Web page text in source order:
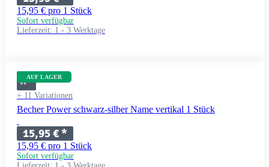
15,95 € pro 1 Stück
Sofort verfügbar
Lieferzeit: 1 - 3 Werktage
AUF LAGER
+ 11 Variationen
Becher Power schwarz-silber Name vertikal 1 Stück
15,95 €*
15,95 € pro 1 Stück
Sofort verfügbar